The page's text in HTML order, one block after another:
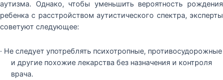
аутизма. Однако, чтобы уменьшить вероятность рождения
ребенка с расстройством аутистического спектра, эксперты
советуют следующее:
· Не следует употреблять психотропные, противосудорожные
и другие похожие лекарства без назначения и контроля
врача.